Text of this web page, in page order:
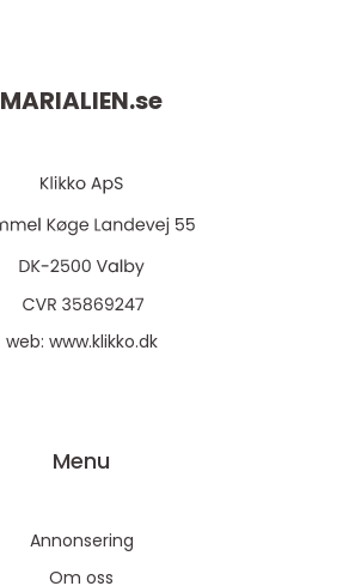
MARIALIEN.se
web: www.klikko.dk
Menu
Annonsering
Om oss